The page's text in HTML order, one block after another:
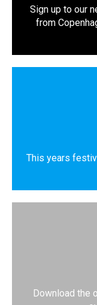
Sign up to our
from
This years
Download the